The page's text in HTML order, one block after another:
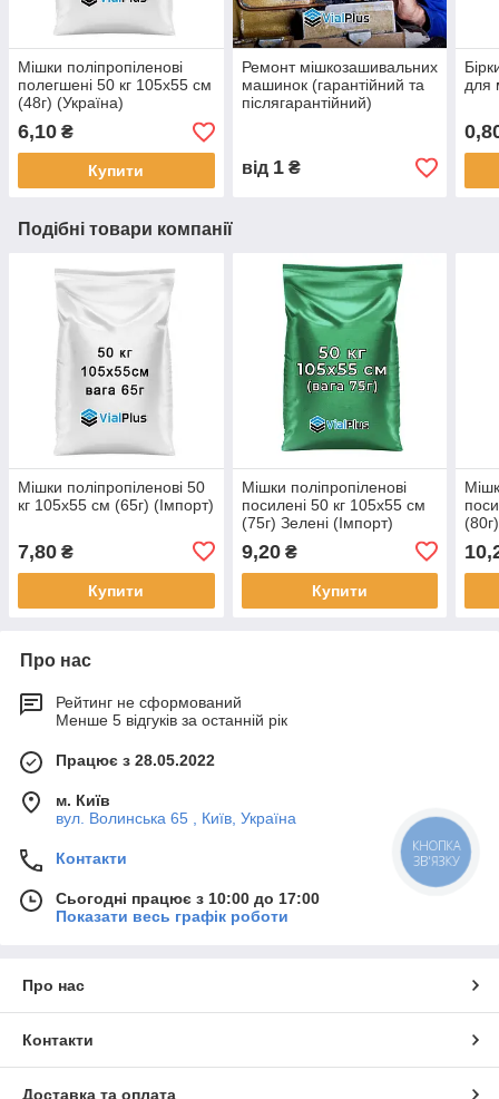
Мішки поліпропіленові
полегшені 50 кг 105х55 см
(48г) (Україна)
6,10 ₴
Купити
Ремонт мішкозашивальних
машинок (гарантійний та
післягарантійний)
від 1₴
для
Подібні товари компанії
Мішки поліпропіленові 50
кг 105х55 см (65г) (Імпорт)
7,80 ₴
Купити
Мішки поліпропіленові
посилені 50 кг 105х55 см
(75г) Зелені (Імпорт)
9,20₴
Купити
Про нас
Рейтинг не сформований
Менше 5 відгуків за останній рік
Працює з 28.05.2022
м. Київ
вул. Волинська 65 , Київ, Україна
Контакти
Сьогодні працює з 10:00 до 17:00
Показати весь графік роботи
Про нас
Контакти
Доставка та оплата
КНОПКА
ЗВ'ЯЗКУ